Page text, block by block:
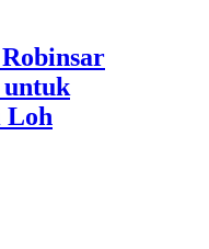
untuk
Loh